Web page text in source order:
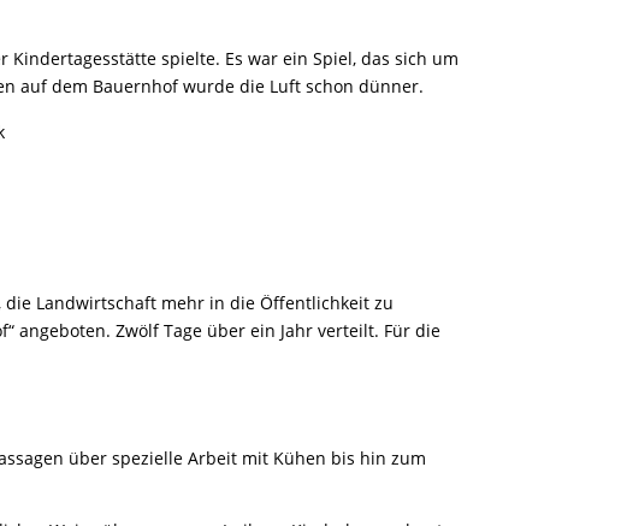
spielte. Es war ein Spiel, das sich um
auf dem Bauernhof wurde die Luft schon dünner.
die Landwirtschaft mehr in die Öffentlichkeit zu
angeboten. Zwölf Tage über ein Jahr verteilt. Für die
über spezielle Arbeit mit Kühen bis hin zum